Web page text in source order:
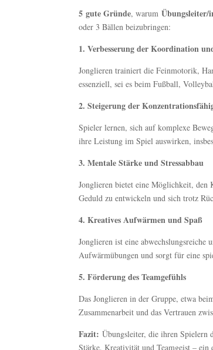
5 gute Gründe, warumÜbungsleiter/
oder 3 Bällen beizubringen:
1. Verbesserung der Koordination
Jonglieren trainiert die Feinmotorik,
essenziell, sei es beim Fußball,
2. Steigerung der
Spieler lernen, sich auf komplexe
ihre Leistung im Spiel auswirken,
3. Mentale Stärke und Stressabbau
Jonglieren bietet eine Möglichkeit, den
Geduld zu entwickeln und sich trotz
4. Kreatives Aufwärmen und Spaß
Jonglieren ist eine
Aufwärmübungen und sorgt für eine
5. Förderung des Teamgefühls
Das Jonglieren in der Gruppe, etwa
Zusammenarbeit und das Vertrauen
Fazit: Übungsleiter, die ihren Spielern
Stärke, Kreativität und Teamgeist –